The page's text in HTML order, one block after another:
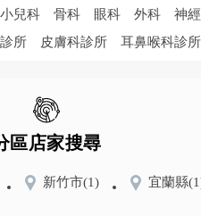
小兒科 骨科 眼科 外科 神
所 皮膚科診所 耳鼻喉科診所
區店家搜尋
新竹市(1) 宜蘭縣